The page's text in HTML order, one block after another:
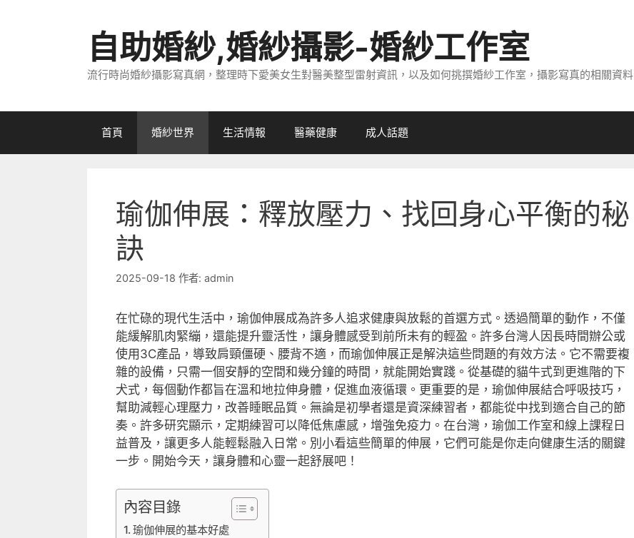
自助婚紗,婚紗攝影-婚紗工作室
流行時尚婚紗攝影寫真網，整理時下愛美女生對醫美整型雷射資訊，以及如何挑撰婚紗工作室，攝影寫真的相關資料
首頁 婚紗世界 生活情報 醫藥健康 成人話題
瑜伽伸展：釋放壓力、找回身心平衡的秘
訣
2025-09-18 作者: admin
在忙碌的現代生活中，瑜伽伸展成為許多人追求健康與放鬆的首選方式。透過簡單的動作，不僅
能緩解肌肉緊繃，還能提升靈活性，讓身體感受到前所未有的輕盈。許多台灣人因長時間辦公或
使用3C產品，導致肩頸僵硬、腰背不適，而瑜伽伸展正是解決這些問題的有效方法。它不需要複
雜的設備，只需一個安靜的空間和幾分鐘的時間，就能開始實踐。從基礎的貓牛式到更進階的下
犬式，每個動作都旨在溫和地拉伸身體，促進血液循環。更重要的是，瑜伽伸展結合呼吸技巧，
幫助減輕心理壓力，改善睡眠品質。無論是初學者還是資深練習者，都能從中找到適合自己的節
奏。許多研究顯示，定期練習可以降低焦慮感，增強免疫力。在台灣，瑜伽工作室和線上課程日
益普及，讓更多人能輕鬆融入日常。別小看這些簡單的伸展，它們可能是你走向健康生活的關鍵
一步。開始今天，讓身體和心靈一起舒展吧！
內容目錄
瑜伽伸展的基本好處